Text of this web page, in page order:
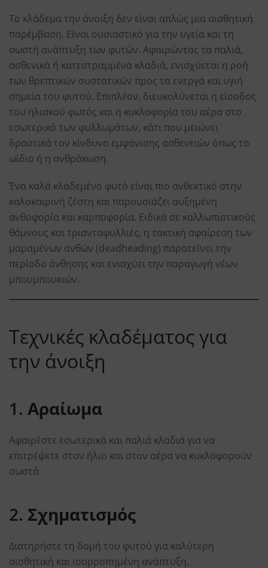
Το κλάδεμα την άνοιξη δεν είναι απλώς μια αισθητική
παρέμβαση. Είναι ουσιαστικό για την υγεία και τη
σωστή ανάπτυξη των φυτών. Αφαιρώντας τα παλιά,
ασθενικά ή κατεστραμμένα κλαδιά, ενισχύεται η ροή
των θρεπτικών συστατικών προς τα ενεργά και υγιή
σημεία του φυτού. Επιπλέον, διευκολύνεται η είσοδος
του ηλιακού φωτός και η κυκλοφορία του αέρα στο
εσωτερικό των φυλλωμάτων, κάτι που μειώνει
δραστικά τον κίνδυνο εμφάνισης ασθενειών όπως το
ωίδιο ή η ανθράκωση.
Ένα καλά κλαδεμένο φυτό είναι πιο ανθεκτικό στην
καλοκαιρινή ζέστη και παρουσιάζει αυξημένη
ανθοφορία και καρποφορία. Ειδικά σε καλλωπιστικούς
θάμνους και τριανταφυλλιές, η τακτική αφαίρεση των
μαραμένων ανθών (deadheading) παρατείνει την
περίοδο άνθησης και ενισχύει την παραγωγή νέων
μπουμπουκιών.
Τεχνικές κλαδέματος για
την άνοιξη
1. Αραίωμα
Αφαιρέστε εσωτερικά και παλιά κλαδιά για να
επιτρέψετε στον ήλιο και στον αέρα να κυκλοφορούν
σωστά.
2. Σχηματισμός
Διατηρήστε τη δομή του φυτού για καλύτερη
αισθητική και ισορροπημένη ανάπτυξη.